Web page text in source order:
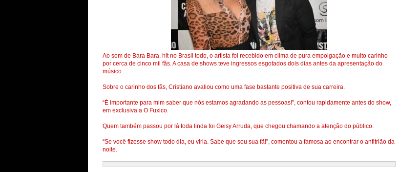
Ao som de Bara Bara, hit no Brasil todo, o artista foi recebido em clima de pura empolgação e muito carinho
por cerca de cinco mil fãs. A casa de shows teve ingressos esgotados dois dias antes da apresentação do
músico.
Sobre o carinho dos fãs, Cristiano avaliou como uma fase bastante positiva de sua carreira.
“É importante para mim saber que nós estamos agradando as pessoas!”, contou rapidamente antes do show,
em exclusiva a O Fuxico.
Quem também passou por lá toda linda foi Geisy Arruda, que chegou chamando a atenção do público.
“Se você fizesse show todo dia, eu viria. Sabe que sou sua fã!”, comentou a famosa ao encontrar o anfitrião da
noite.